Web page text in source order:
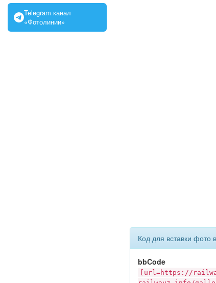
Telegram канал
«Фотолинии»
Код для вставки фото
bbCode
[url=https://